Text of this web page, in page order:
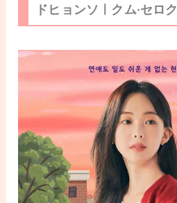
ドヒョンソㅣクム·セロク